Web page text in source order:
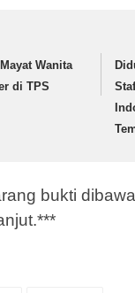
Wanita
di TPS
bukti